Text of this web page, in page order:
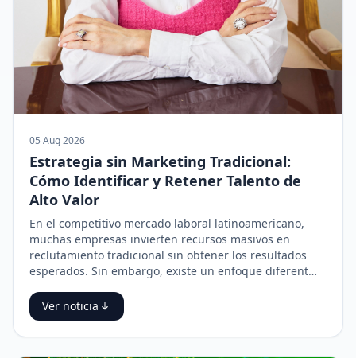
05 Aug 2026
Estrategia sin Marketing Tradicional:
Cómo Identificar y Retener Talento de
Alto Valor
En el competitivo mercado laboral latinoamericano,
muchas empresas invierten recursos masivos en
reclutamiento tradicional sin obtener los resultados
esperados. Sin embargo, existe un enfoque diferent…
Ver noticia